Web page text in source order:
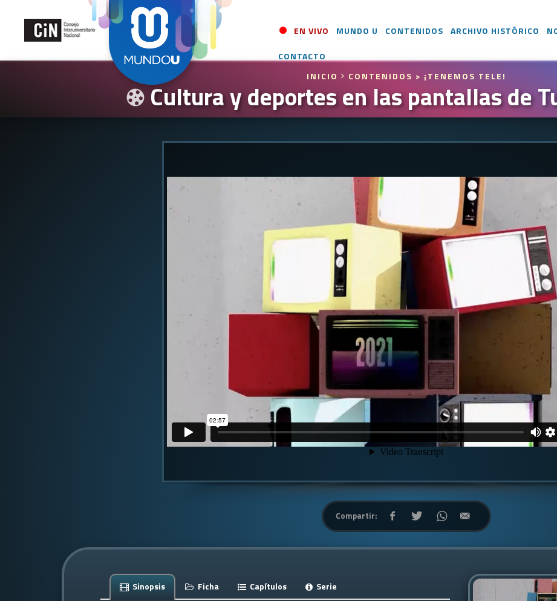
EN VIVO MUNDO U CONTENIDOS ARCHIVO HISTÓRICO
CONTACTO
INICIO
CONTENIDOS > ¡TENEMOS TELE!
Cultura y deportes en las pantallas de
Compartir:
Sinopsis Ficha Capítulos Serie